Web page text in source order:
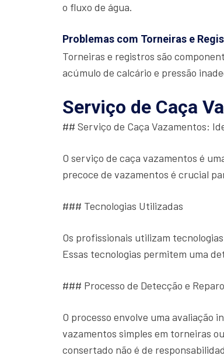
o fluxo de água.
Problemas com Torneiras e
Torneiras e registros são
acúmulo de calcário e pressão
Serviço de Caça
## Serviço de Caça Vazamentos:
O serviço de caça vazamentos é
precoce de vazamentos é crucial
### Tecnologias Utilizadas
Os profissionais utilizam
Essas tecnologias permitem uma
### Processo de Detecção e Reparo
O processo envolve uma avaliação
vazamentos simples em torneiras
consertado não é de